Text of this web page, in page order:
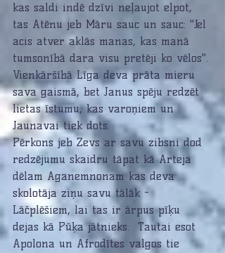
kas saldi indē dzīvi neļaujot elpot,
tas Atēnu jeb Māru sauc un sauc: "Jel
acis atver aklās manas, kas manā
tumsonībā dara visu pretēji ko vēlos".
Vienkāršībā Līga deva prāta mieru
sava gaismā, bet Janus spēju redzēt
lietas īstumu, kas varoņiem un
Jaunavai tiek dots.
Pērkons jeb Zevs ar savu zibsni dod
redzējumu skaidru tāpat kā Arteja
dēlam Aganemnonam kas deva
skolotāja ziņu savu tālāk -
Lāčplēšiem, lai tas ir ārpus pīķu
dejas kā Pūķa jātnieks.  Tautai esot
Apolona un Afrodītes valgos tie